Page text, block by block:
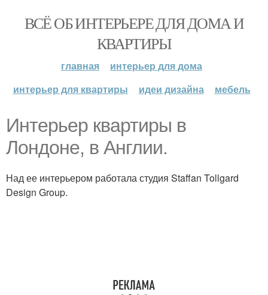
ВСЁ ОБ ИНТЕРЬЕРЕ ДЛЯ ДОМА И
КВАРТИРЫ
главная
интерьер для дома
интерьер для квартиры
идеи дизайна мебель
Интерьер квартиры в
Лондоне, в Англии.
Над ее интерьером работала студия Staffan Tollgard
Design Group.